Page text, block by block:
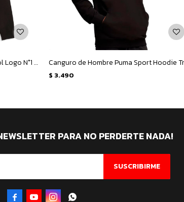
Canguro de Hombre Puma Peñarol Logo N°1 - Negro
$ 3.490
PARA NO PERDERTE NADA!
SUSCRIBIRME
   